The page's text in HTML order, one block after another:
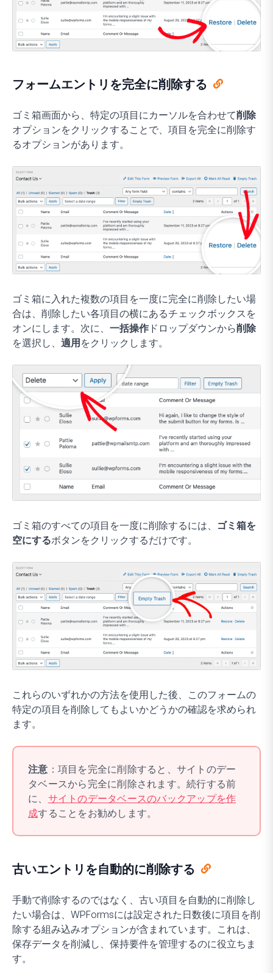
フォームエントリを完全に削除する
ゴミ箱画面から、特定の項目にカーソルを合わせて削除
オプションをクリックすることで、項目を完全に削除す
るオプションがあります。
ゴミ箱に入れた複数の項目を一度に完全に削除したい場
合は、削除したい各項目の横にあるチェックボックスを
オンにします。次に、 一括操作 ドロップダウンから削除
を選択し、 適用をクリックします。
ゴミ箱のすべての項目を一度に削除するには、 ゴミ箱を
空にするボタンをクリックするだけです。
これらのいずれかの方法を使用した後、このフォームの
特定の項目を削除してもよいかどうかの確認を求められ
ます。
注意 ：項目を完全に削除すると、サイトのデー
タベースから完全に削除されます。続行する前
に、 サイトのデータベースのバックアップを作
成することをお勧めします。
古いエントリを自動的に削除する
手動で削除するのではなく、古い項目を自動的に削除し
たい場合は、WPFormsには設定された日数後に項目を削
除する組み込みオプションが含まれています。これは、
保存データを削減し、保持要件を管理するのに役立ちま
す。